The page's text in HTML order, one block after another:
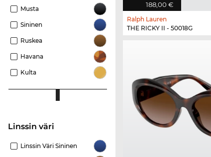
Musta
Sininen
Ruskea
Havana
Kulta
Linssin väri
Linssin Väri Sininen
188,00 €
Ralph Lauren
THE RICKY II - 50018G